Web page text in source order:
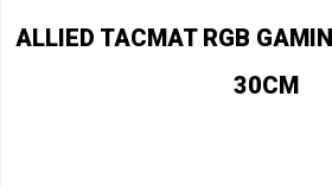
ALLIED TACMAT RGB
30CM